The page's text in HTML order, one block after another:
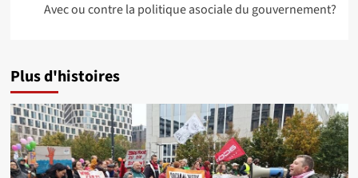
Avec ou contre la politique asociale du gouvernement?
Plus d'histoires